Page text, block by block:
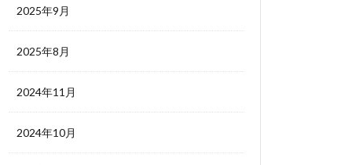
2025年9月
2025年8月
2024年11月
2024年10月